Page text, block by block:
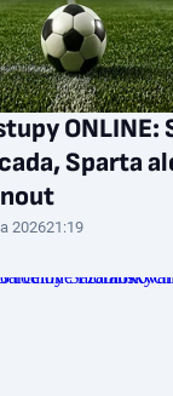
ONLINE:
Sparta
202621:19